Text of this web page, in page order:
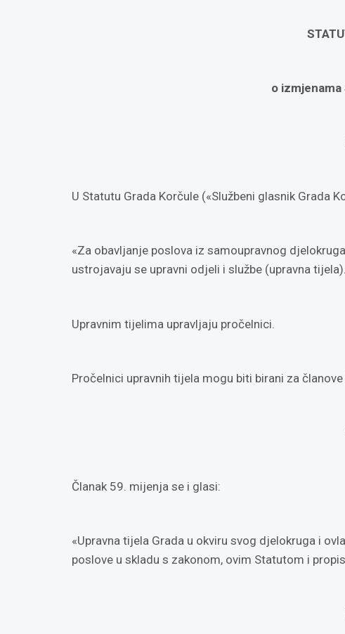
o
U Statutu Grada Korčule («Službeni glasnik Grada
«Za obavljanje poslova iz samoupravnog
ustrojavaju se upravni odjeli i službe (upravna tijela).
Upravnim tijelima upravljaju pročelnici.
Pročelnici upravnih tijela mogu biti birani za
Članak 59. mijenja se i glasi:
«Upravna tijela Grada u okviru svog djelokruga i
poslove u skladu s zakonom, ovim Statutom i